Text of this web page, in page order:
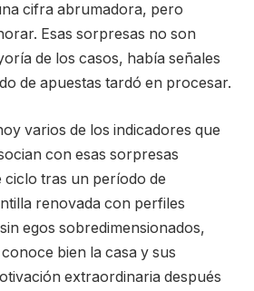
cifra abrumadora, pero
Esas sorpresas no son
de los casos, había señales
de apuestas tardó en procesar.
varios de los indicadores que
con esas sorpresas
ciclo tras un período de
renovada con perfiles
egos sobredimensionados,
bien la casa y sus
extraordinaria después